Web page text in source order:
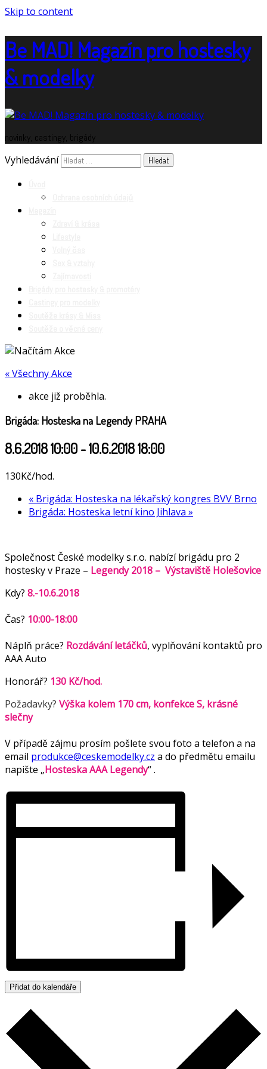
Skip to content
Be MAD! Magazín pro hostesky
& modelky
novinky, castingy, brigády
Vyhledávání
« Všechny Akce
akce již proběhla.
Brigáda: Hosteska na Legendy PRAHA
8.6.2018 10:00-10.6.2018 18:00
130Kč/hod.
« Brigáda: Hosteska na lékařský kongres BVV Brno
Brigáda: Hosteska letní kino Jihlava »
Společnost České modelky s.r.o. nabízí brigádu pro 2
hostesky v Praze – Legendy 2018 – Výstaviště Holešovice
Kdy? 8.-10.6.2018
Čas? 10:00-18:00
Náplň práce? Rozdávání letáčků, vyplňování kontaktů pro
AAA Auto
Honorář? 130 Kč/hod.
Požadavky? Výška kolem 170 cm, konfekce S, krásné
slečny
V případě zájmu prosím pošlete svou foto a telefon a na
email produkce@ceskemodelky.cz a do předmětu emailu
napište „Hosteska AAA Legendy“ .
Přidat do kalendáře